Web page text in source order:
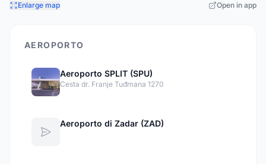
Enlarge map Open in app
AEROPORTO
Aeroporto SPLIT (SPU)
Cesta dr. Franje Tuđmana 1270
Aeroporto di Zadar (ZAD)